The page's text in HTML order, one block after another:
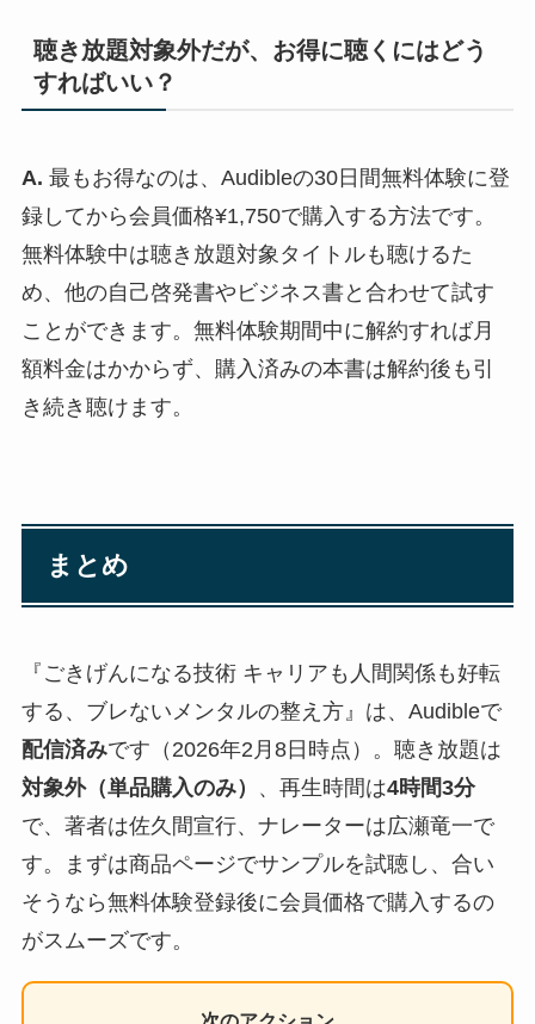
聴き放題対象外だが、お得に聴くにはどう
すればいい？
A. 最もお得なのは、Audibleの30日間無料体験に登
録してから会員価格¥1,750で購入する方法です。
無料体験中は聴き放題対象タイトルも聴けるた
め、他の自己啓発書やビジネス書と合わせて試す
ことができます。無料体験期間中に解約すれば月
額料金はかからず、購入済みの本書は解約後も引
き続き聴けます。
まとめ
『ごきげんになる技術 キャリアも人間関係も好転
する、ブレないメンタルの整え方』は、Audibleで
配信済みです（2026年2月8日時点）。聴き放題は
対象外（単品購入のみ）
、再生時間は4時間3分
で、著者は佐久間宣行、ナレーターは広瀬竜一で
す。まずは商品ページでサンプルを試聴し、合い
そうなら無料体験登録後に会員価格で購入するの
がスムーズです。